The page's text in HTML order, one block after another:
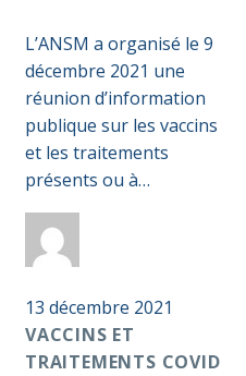
et
traitements
COVID
19
L’ANSM a organisé le 9
décembre 2021 une
réunion d’information
publique sur les vaccins
et les traitements
présents ou à…
13 décembre 2021
VACCINS ET
TRAITEMENTS COVID